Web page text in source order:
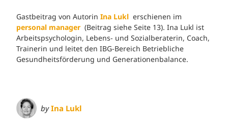
Gastbeitrag von Autorin Ina Lukl erschienen im
personal manager (Beitrag siehe Seite 13). Ina Lukl ist
Arbeitspsychologin, Lebens- und Sozialberaterin, Coach,
Trainerin und leitet den IBG-Bereich Betriebliche
Gesundheitsförderung und Generationenbalance.
byIna Lukl